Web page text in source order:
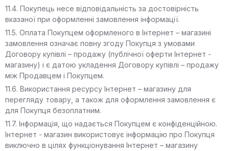
11.4. Покупець несе відповідальність за достовірність
вказаної при оформленні замовлення інформації.
11.5. Оплата Покупцем оформленого в Інтернет – магазині
замовлення означає повну згоду Покупця з умовами
Договору купівлі – продажу (публічної оферти Інтернет -
магазину) і є датою укладення Договору купівлі – продажу
між Продавцем і Покупцем.
11.6. Використання ресурсу Інтернет – магазину для
перегляду товару, а також для оформлення замовлення є
для Покупця безоплатним.
11.7. Інформація, що надається Покупцем є конфіденційною.
Інтернет - магазин використовує інформацію про Покупця
виключно в цілях функціонування Інтернет – магазину